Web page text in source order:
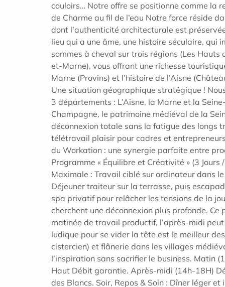
couloirs… Notre offre se positionne comme la
de Charme au fil de l’eau Notre force réside
dont l’authenticité architecturale est
lieu qui a une âme, une histoire séculaire,
sommes à cheval sur trois régions (Les Hauts
et-Marne), vous offrant une richesse
Marne (Provins) et l’histoire de l’Aisne
Une situation géographique stratégique !
3 départements : L’Aisne, la Marne et la
Champagne, le patrimoine médiéval de la
déconnexion totale sans la fatigue des longs
télétravail plaisir pour cadres et
du Workation : une synergie parfaite entre
Programme « Équilibre et Créativité » (3
Maximale : Travail ciblé sur ordinateur dans
Déjeuner traiteur sur la terrasse, puis
spa privatif pour relâcher les tensions de la
cherchent une déconnexion plus profonde.
matinée de travail productif, l’après-midi
ludique pour se vider la tête est le meilleur
cistercien) et flânerie dans les villages
l’inspiration sans sacrifier le business. Matin
Haut Débit garantie. Après-midi (14h-18H)
des Blancs. Soir, Repos & Soin : Dîner léger